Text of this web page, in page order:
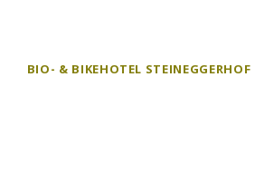
BIO- & BIKEHOTEL STEINEGGERHOF